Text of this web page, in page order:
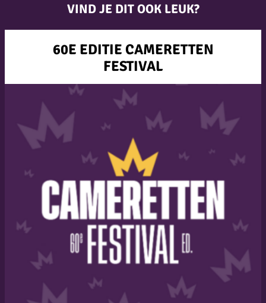
VIND JE DIT OOK LEUK?
60E EDITIE CAMERETTEN
FESTIVAL